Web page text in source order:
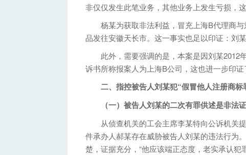
非仅仅发生此笔业务，其他业务上发生亏损，
杨某为获取非法利益，冒充上海B代理商与
品发往安徽天长市。这一事实也足以印证：刘
此外，需要强调的是，本案是因刘某2012
诉书所称报案人为上海B公司，这也进一步印证
二、指控被告人刘某犯“假冒他人注册商
（一）被告人刘某的二次有罪供述是非法
从侦查机关的工会主席李某特向公诉机关
件承办人郝某存在威胁被告人刘某的违法行为
楚，证据充分，“他应该端正态度，老实承认犯